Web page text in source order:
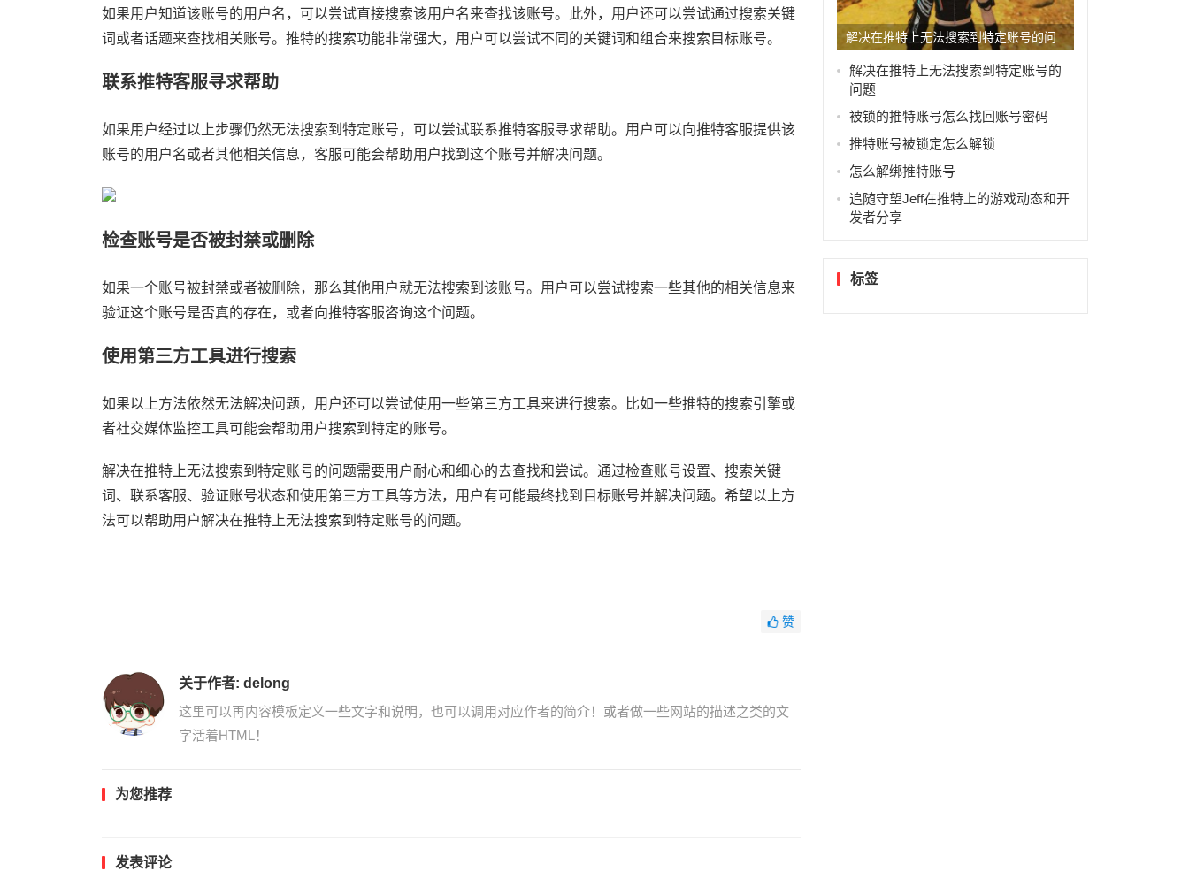
如果用户知道该账号的用户名，可以尝试直接搜索该用户名来查找该账号。此外，用户还可以尝试通过搜索关键
词或者话题来查找相关账号。推特的搜索功能非常强大，用户可以尝试不同的关键词和组合来搜索目标账号。
联系推特客服寻求帮助
如果用户经过以上步骤仍然无法搜索到特定账号，可以尝试联系推特客服寻求帮助。用户可以向推特客服提供该
账号的用户名或者其他相关信息，客服可能会帮助用户找到这个账号并解决问题。
检查账号是否被封禁或删除
如果一个账号被封禁或者被删除，那么其他用户就无法搜索到该账号。用户可以尝试搜索一些其他的相关信息来
验证这个账号是否真的存在，或者向推特客服咨询这个问题。
使用第三方工具进行搜索
如果以上方法依然无法解决问题，用户还可以尝试使用一些第三方工具来进行搜索。比如一些推特的搜索引擎或
者社交媒体监控工具可能会帮助用户搜索到特定的账号。
解决在推特上无法搜索到特定账号的问题需要用户耐心和细心的去查找和尝试。通过检查账号设置、搜索关键
词、联系客服、验证账号状态和使用第三方工具等方法，用户有可能最终找到目标账号并解决问题。希望以上方
法可以帮助用户解决在推特上无法搜索到特定账号的问题。
赞
关于作者: delong
这里可以再内容模板定义一些文字和说明，也可以调用对应作者的简介！或者做一些网站的描述之类的文
字活着HTML！
为您推荐
发表评论
解决在推特上无法搜索到特定账号的问
题
解决在推特上无法搜索到特定账号的
问题
被锁的推特账号怎么找回账号密码
推特账号被锁定怎么解锁
怎么解绑推特账号
追随守望Jeff在推特上的游戏动态和开
发者分享
标签